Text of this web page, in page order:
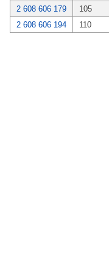
2 608 606 179
105
2 608 606 194
110